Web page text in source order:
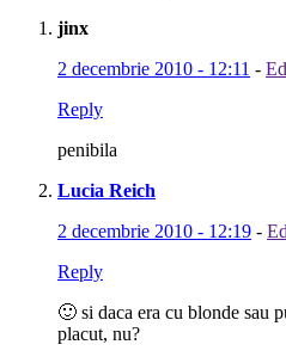
jinx
2 decembrie 2010 - 12:11 -
Reply
penibila
Lucia Reich
2 decembrie 2010 - 12:19 -
Reply
🙂 si daca era cu blonde sau
placut, nu?